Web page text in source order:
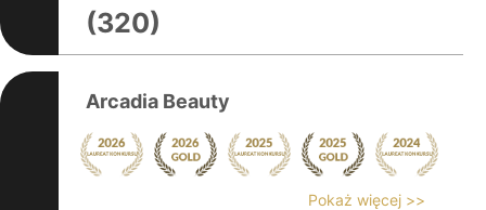
(320)
Arcadia Beauty
Pokaż więcej >>